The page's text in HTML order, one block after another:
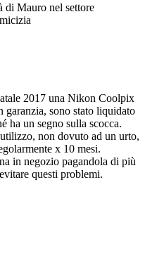
di Mauro nel settore
2017 una Nikon Coolpix
garanzia, sono stato liquidato
ha un segno sulla scocca.
non dovuto ad un urto,
x 10 mesi.
in negozio pagandola di più
questi problemi.